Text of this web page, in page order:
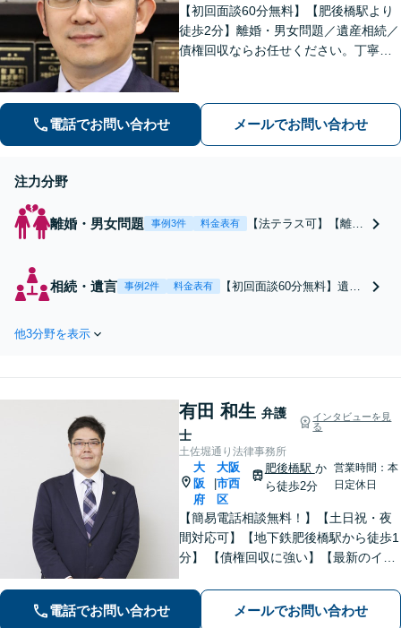
【初回面談60分無料】【肥後橋駅より
徒歩2分】離婚・男女問題／遺産相続／
債権回収ならお任せください。丁寧な
の対応経験が豊富です。【夜間対応
可】【弁護士歴10年以上】
電話でお問い合わせ メールでお問い合わせ
注力分野
離婚・男女問題 事例3件 料金表有
【法テラス可】【離婚
求に対応します。丁寧
駅徒歩2分】【初回面
談60分無料】
相続・遺言 事例2件 料金表有
【初回面談60分無料】遺産
となります。丁寧なヒアリ
へ。相続発生前のご相談も
承ります。【肥後橋駅より
徒歩2分】
他3分野を表示
有田 和生 弁護
士
インタビューを見
る
土佐堀通り法律事務所
大
阪
府
大阪
市西
区
肥後橋駅 か
ら徒歩2分
営業時間：本
日定休日
【簡易電話相談無料！】【土日祝・夜
間対応可】【地下鉄肥後橋駅から徒歩1
分】 【債権回収に強い】【最新のイン
けで解決することもよくあります。ま
ずはお気軽にご相談下さい。【ビデオ
電話でお問い合わせ メールでお問い合わせ